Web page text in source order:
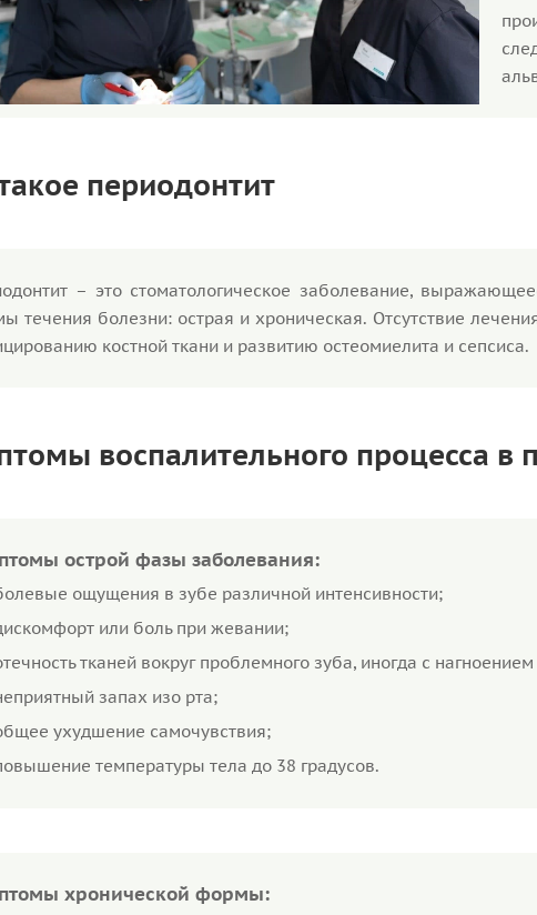
периодонтит
– это стоматологическое заболевание,
течения болезни: острая и хроническая. Отсутствие
костной ткани и развитию остеомиелита и сепсиса.
воспалительного процесса в
острой фазы заболевания:
ощущения в зубе различной интенсивности;
или боль при жевании;
тканей вокруг проблемного зуба, иногда с
запах изо рта;
ухудшение самочувствия;
температуры тела до 38 градусов.
хронической формы: